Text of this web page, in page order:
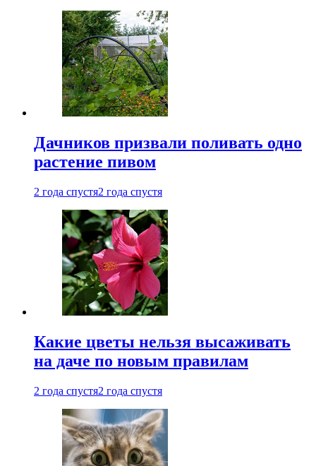
Дачников призвали поливать одно
растение пивом
2 года спустя2 года спустя
Какие цветы нельзя высаживать
на даче по новым правилам
2 года спустя2 года спустя